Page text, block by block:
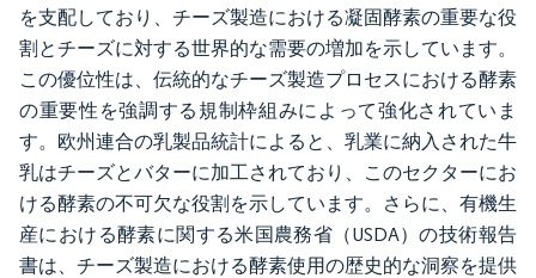
を支配しており、チーズ製造における凝固酵素の重要な役
割とチーズに対する世界的な需要の増加を示しています。
この優位性は、伝統的なチーズ製造プロセスにおける酵素
の重要性を強調する規制枠組みによって強化されていま
す。欧州連合の乳製品統計によると、乳業に納入された牛
乳はチーズとバターに加工されており、このセクターにお
ける酵素の不可欠な役割を示しています。さらに、有機生
産における酵素に関する米国農務省（USDA）の技術報告
書は、チーズ製造における酵素使用の歴史的な洞察を提供